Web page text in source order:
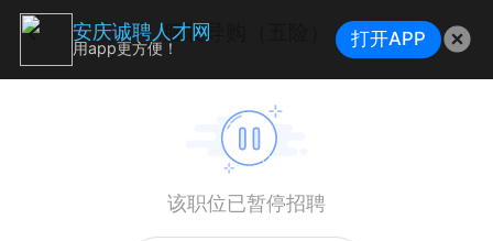
服装导购（五险）
该职位已暂停招聘
安庆诚聘人才网
用app更方便！ 打开APP